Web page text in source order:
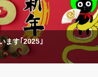
ます｢2025｣